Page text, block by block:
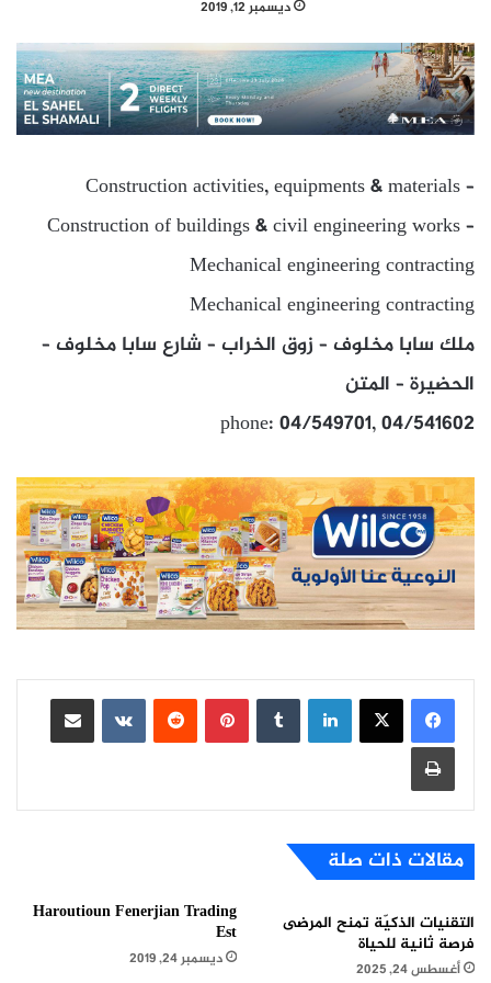
ديسمبر 12, 2019
Construction activities, equipments & materials –
Construction of buildings & civil engineering works –
Mechanical engineering contracting
Mechanical engineering contracting
ملك سابا مخلوف – زوق الخراب – شارع سابا مخلوف –
الحضيرة – المتن
phone: 04/549701, 04/541602
لينكدإن بينتيريست
مشاركة عبر البريد
طباعة
مقالات ذات صلة
التقنيات الذكيّة تمنح المرضى
فرصة ثانية للحياة
أغسطس 24, 2025
Haroutioun Fenerjian Trading
Est
ديسمبر 24, 2019